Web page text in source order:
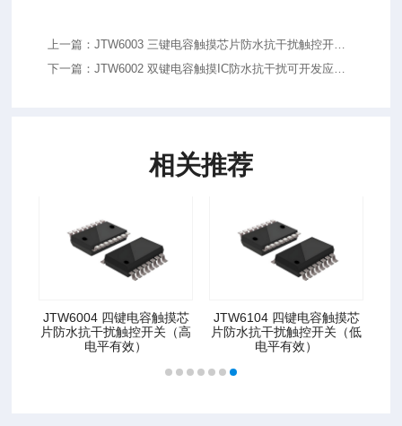
上一篇：JTW6003 三键电容触摸芯片防水抗干扰触控开关
（高电平有效）
下一篇：JTW6002 双键电容触摸IC防水抗干扰可开发应用
相关推荐
JTW6004 四键电容触摸芯
片防水抗干扰触控开关（高
电平有效）
JTW6104 四键电容触摸芯
片防水抗干扰触控开关（低
电平有效）